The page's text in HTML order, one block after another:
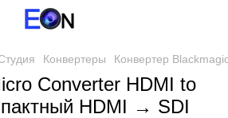
Конвертеры Конвертер
Converter HDMI to
HDMI → SDI